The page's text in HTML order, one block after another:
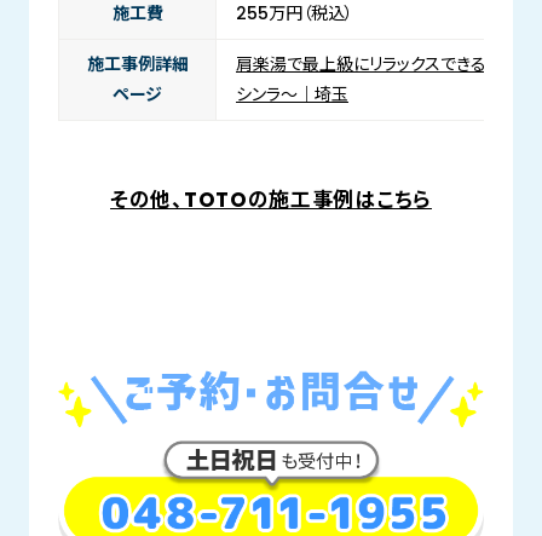
施工費 255万円（税込）
施工事例詳細
ページ
肩楽湯で最上級にリラックスできるお風
シンラ～｜埼玉
その他、TOTOの施工事例はこちら